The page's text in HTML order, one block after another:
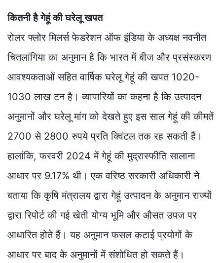
कितनी है गेहूं की घरेलू खपत
रोलर फ्लोर मिलर्स फेडरेशन ऑफ इंडिया के अध्यक्ष नवनीत
चितलांगिया का अनुमान है कि भारत में बीज और प्रसंस्करण
आवश्यकताओं सहित वार्षिक घरेलू गेहूं की खपत 1020-
1030 लाख टन है। व्यापारियों का कहना है कि उत्पादन
अनुमानों और घरेलू मांग को देखते हुए इस साल गेहूं की कीमतें
2700 से 2800 रुपये प्रति क्विंटल तक रह सकती हैं।
हालांकि, फरवरी 2024 में गेहूं की मुद्रास्फीति सालाना
आधार पर 9.17% थी। एक वरिष्ठ सरकारी अधिकारी ने
बताया कि कृषि मंत्रालय द्वारा गेहूं उत्पादन के अनुमान राज्यों
द्वारा रिपोर्ट की गई खेती योग्य भूमि और औसत उपज पर
आधारित होते हैं। यह अनुमान फसल कटाई प्रयोगों के
आधार पर बाद के अनुमानों में संशोधित हो सकते हैं।